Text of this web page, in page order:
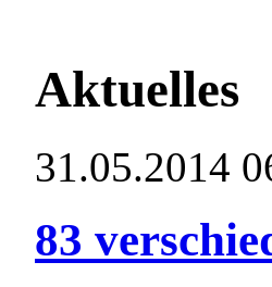
Aktuelles
31.05.2014
83